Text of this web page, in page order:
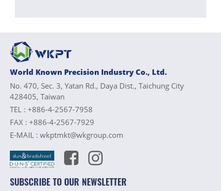
World Known Precision Industry Co., Ltd.
No. 470, Sec. 3, Yatan Rd., Daya Dist., Taichung City
428405, Taiwan
TEL : +886-4-2567-7958
FAX : +886-4-2567-7929
E-MAIL : wkptmkt@wkgroup.com
SUBSCRIBE TO OUR NEWSLETTER